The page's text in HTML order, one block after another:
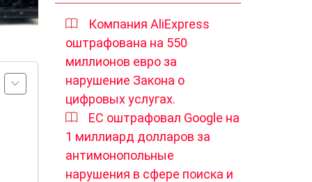
Компания AliExpress
оштрафована на 550
миллионов евро за
нарушение Закона о
цифровых услугах.
ЕС оштрафовал Google на
1 миллиард долларов за
антимонопольные
нарушения в сфере поиска и